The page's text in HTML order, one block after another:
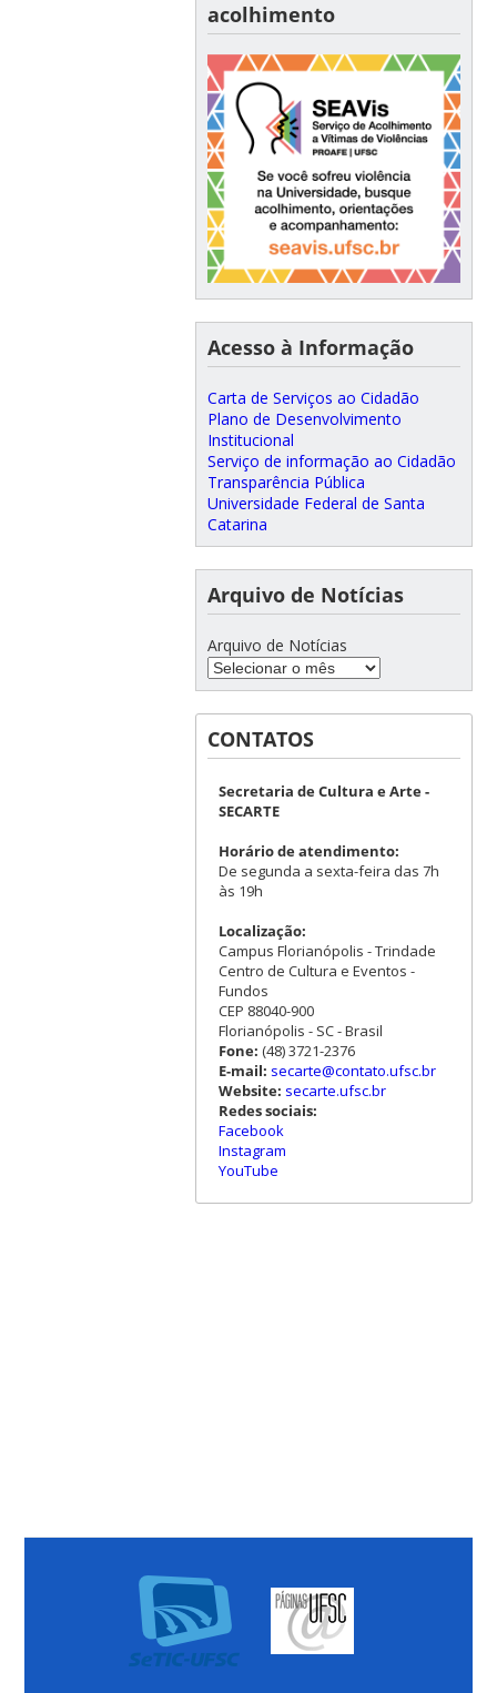
acolhimento
Acesso à Informação
Carta de Serviços ao Cidadão
Plano de Desenvolvimento
Institucional
Serviço de informação ao Cidadão
Transparência Pública
Universidade Federal de Santa
Catarina
Arquivo de Notícias
Arquivo de Notícias
CONTATOS
Secretaria de Cultura e Arte -
SECARTE
Horário de atendimento:
De segunda a sexta-feira das 7h
às 19h
Localização:
Campus Florianópolis - Trindade
Centro de Cultura e Eventos -
Fundos
CEP 88040-900
Florianópolis - SC - Brasil
Fone: (48) 3721-2376
E-mail: secarte@contato.ufsc.br
Website: secarte.ufsc.br
Redes sociais:
Facebook
Instagram
YouTube